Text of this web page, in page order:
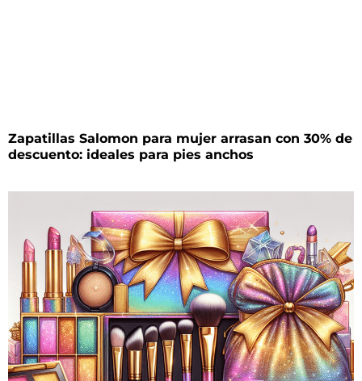
Zapatillas Salomon para mujer arrasan con 30% de
descuento: ideales para pies anchos